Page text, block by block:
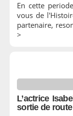
En cette
vous de
partenaire,
>
L’actrice
sortie de